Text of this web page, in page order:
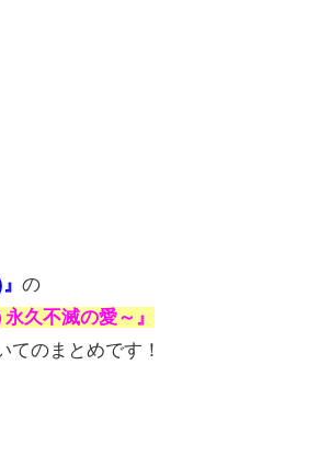
の
久不滅の愛～』
てのまとめです！